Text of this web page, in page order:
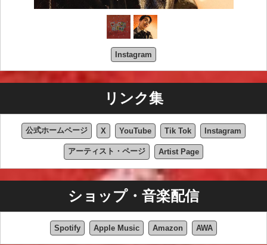
Instagram
リンク集
公式ホームページ X YouTube Tik Tok Instagram
アーティスト・ページ Artist Page
ショップ・音楽配信
Spotify Apple Music Amazon AWA